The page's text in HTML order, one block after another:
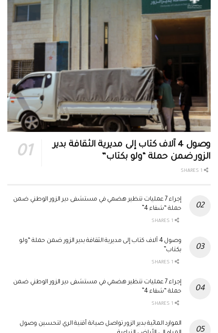
وصول 4 آلاف كتاب إلى مديرية الثقافة بدير
الزور ضمن حملة “ولو بكتاب”
إجراء 7 عمليات تنظير هضمي في مستشفى دير الزور الوطني ضمن
حملة “شفاء 4”
وصول 4 آلاف كتاب إلى مديرية الثقافة بدير الزور ضمن حملة “ولو
بكتاب”
إجراء 7 عمليات تنظير هضمي في مستشفى دير الزور الوطني ضمن
حملة “شفاء 4”
الموارد المائية بدير الزور تواصل صيانة أقنية الري لتحسين وصول